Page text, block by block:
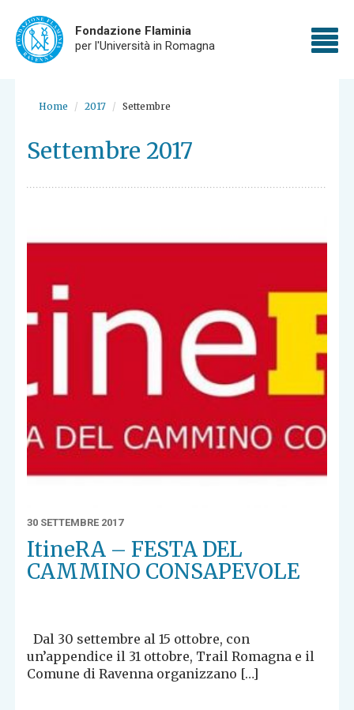
Fondazione Flaminia
per l'Università in Romagna
Home 2017 Settembre
Settembre 2017
30 SETTEMBRE 2017
ItineRA – FESTA DEL
CAMMINO CONSAPEVOLE
Dal 30 settembre al 15 ottobre, con
un’appendice il 31 ottobre, Trail Romagna e il
Comune di Ravenna organizzano […]